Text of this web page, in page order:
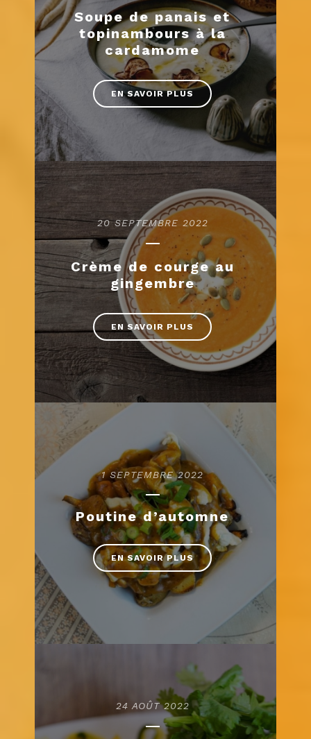
Soupe de panais et
topinambours à la
cardamome
EN SAVOIR PLUS
20 SEPTEMBRE 2022
Crème de courge au
gingembre
EN SAVOIR PLUS
1 SEPTEMBRE 2022
Poutine d’automne
EN SAVOIR PLUS
24 AOÛT 2022